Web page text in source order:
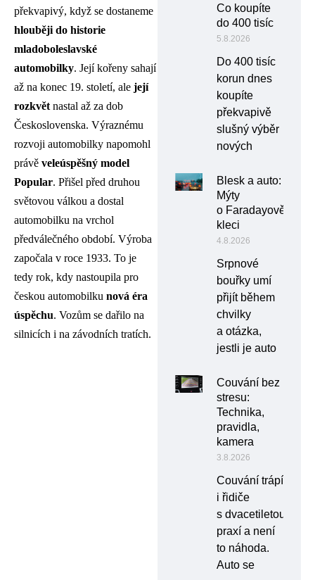
překvapivý, když se dostaneme
hlouběji do historie
mladoboleslavské
automobilky. Její kořeny sahají
až na konec 19. století, ale její
rozkvět nastal až za dob
Československa. Výraznému
rozvoji automobilky napomohl
právě veleúspěšný model
Popular. Přišel před druhou
světovou válkou a dostal
automobilku na vrchol
předválečného období. Výroba
započala v roce 1933. To je
tedy rok, kdy nastoupila pro
českou automobilku nová éra
úspěchu. Vozům se dařilo na
silnicích i na závodních tratích.
Co koupíte
do 400 tisíc
5.8.2026
Do 400 tisíc
korun dnes
koupíte
překvapivě
slušný výběr
nových
Blesk a auto:
Mýty
o Faradayově
kleci
4.8.2026
Srpnové
bouřky umí
přijít během
chvilky
a otázka,
jestli je auto
Couvání bez
stresu:
Technika,
pravidla,
kamera
3.8.2026
Couvání trápí
i řidiče
s dvacetiletou
praxí a není
to náhoda.
Auto se